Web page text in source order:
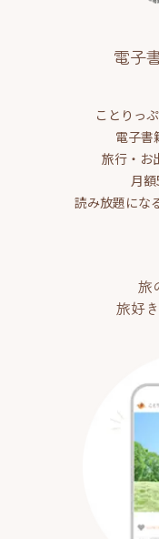
電子
ことりっ
電子書
旅行・お
月
読み放題にな
旅
旅好